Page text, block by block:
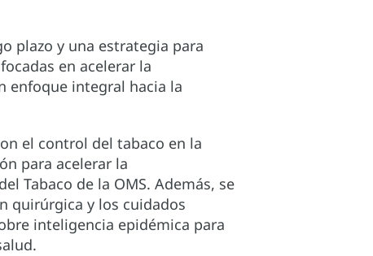
plazo y una estrategia para
en acelerar la
enfoque integral hacia la
el control del tabaco en la
para acelerar la
Tabaco de la OMS. Además, se
quirúrgica y los cuidados
inteligencia epidémica para